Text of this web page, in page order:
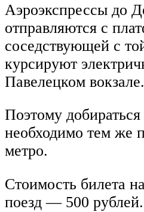
Аэроэкспрессы до
отправляются с
соседствующей с
курсируют
Павелецком вокзале.
Поэтому
необходимо тем же
метро.
Стоимость билета
поезд — 500 рублей.